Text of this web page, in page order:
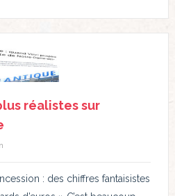
réalistes sur
: des chiffres fantaisistes